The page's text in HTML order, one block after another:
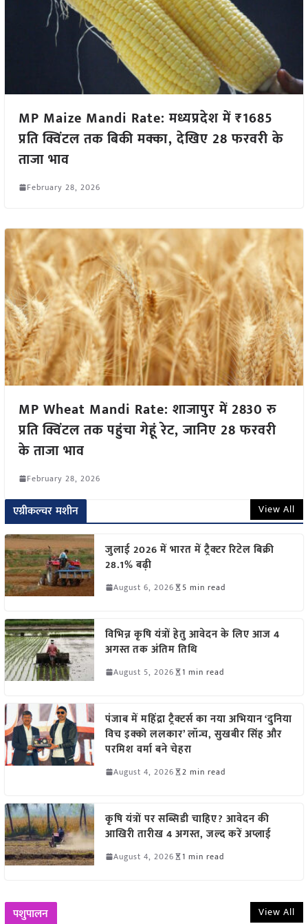
MP Maize Mandi Rate: मध्यप्रदेश में ₹1685
प्रति क्विंटल तक बिकी मक्का, देखिए 28 फरवरी के
ताजा भाव
February 28, 2026
MP Wheat Mandi Rate: शाजापुर में 2830 रु
प्रति क्विंटल तक पहुंचा गेहूं रेट, जानिए 28 फरवरी
के ताजा भाव
February 28, 2026
एग्रीकल्चर मशीन View All
जुलाई 2026 में भारत में ट्रैक्टर रिटेल बिक्री
28.1% बढ़ी
August 6, 2026 5 min read
विभिन्न कृषि यंत्रों हेतु आवेदन के लिए आज 4
अगस्त तक अंतिम तिथि
August 5, 2026 1 min read
पंजाब में महिंद्रा ट्रैक्टर्स का नया अभियान ‘दुनिया
विच इक्को ललकार’ लॉन्च, सुखबीर सिंह और
परमिश वर्मा बने चेहरा
August 4, 2026 2 min read
कृषि यंत्रों पर सब्सिडी चाहिए? आवेदन की
आखिरी तारीख 4 अगस्त, जल्द करें अप्लाई
August 4, 2026 1 min read
पशुपालन View All